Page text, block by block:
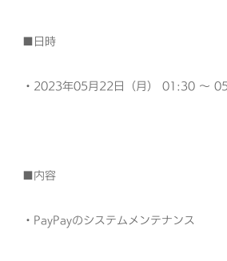
■日時
・ 2023年05月22日（月） 01:30 ～
■内容
・ PayPayのシステムメンテナンス